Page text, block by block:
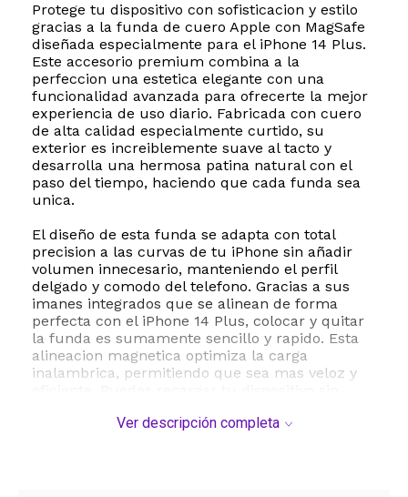
Protege tu dispositivo con sofisticacion y estilo
gracias a la funda de cuero Apple con MagSafe
diseñada especialmente para el iPhone 14 Plus.
Este accesorio premium combina a la
perfeccion una estetica elegante con una
funcionalidad avanzada para ofrecerte la mejor
experiencia de uso diario. Fabricada con cuero
de alta calidad especialmente curtido, su
exterior es increiblemente suave al tacto y
desarrolla una hermosa patina natural con el
paso del tiempo, haciendo que cada funda sea
unica.
El diseño de esta funda se adapta con total
precision a las curvas de tu iPhone sin añadir
volumen innecesario, manteniendo el perfil
delgado y comodo del telefono. Gracias a sus
imanes integrados que se alinean de forma
perfecta con el iPhone 14 Plus, colocar y quitar
la funda es sumamente sencillo y rapido. Esta
alineacion magnetica optimiza la carga
inalambrica, permitiendo que sea mas veloz y
acoplando tu cargador MagSafe o colocandolo
Ver descripción completa